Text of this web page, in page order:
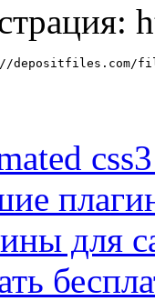
depositfiles.com/
для